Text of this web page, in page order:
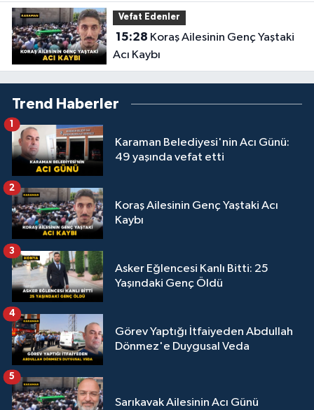
Vefat Edenler
15:28
Acı Kaybı
Trend Haberler
Karaman Belediyesi'nin Acı Günü:
49 yaşında vefat etti
1
Koraş Ailesinin Genç Yaştaki Acı
Kaybı
2
Asker Eğlencesi Kanlı Bitti: 25
Yaşındaki Genç Öldü
3
Görev Yaptığı İtfaiyeden Abdullah
Dönmez'e Duygusal Veda
4
Sarıkavak Ailesinin Acı Günü
5